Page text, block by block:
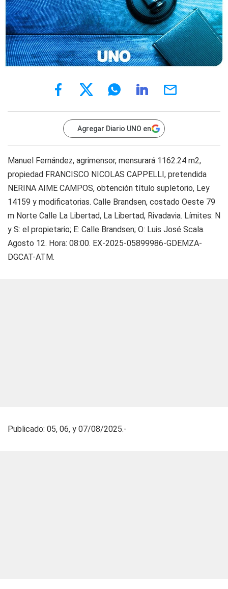
Agregar Diario UNO en
Manuel Fernández, agrimensor, mensurará 1162.24 m2,
propiedad FRANCISCO NICOLAS CAPPELLI, pretendida
NERINA AIME CAMPOS, obtención título supletorio, Ley
14159 y modificatorias. Calle Brandsen, costado Oeste 79
m Norte Calle La Libertad, La Libertad, Rivadavia. Límites: N
y S: el propietario; E: Calle Brandsen; O: Luis José Scala.
Agosto 12. Hora: 08:00. EX-2025-05899986-GDEMZA-
DGCAT-ATM.
Publicado: 05, 06, y 07/08/2025.-